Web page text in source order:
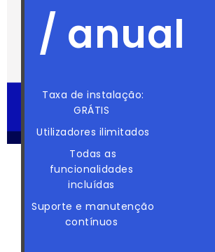
/ anual
Taxa de instalação:
GRÁTIS
Utilizadores ilimitados
Todas as
funcionalidades
incluídas
Suporte e manutenção
contínuos